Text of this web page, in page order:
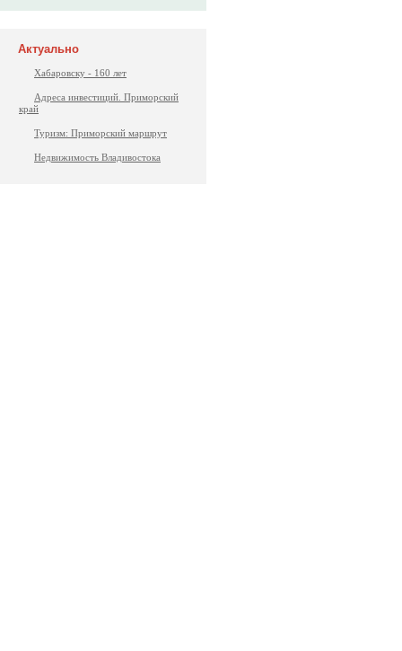
Актуально
Хабаровску - 160 лет
Адреса инвестиций. Приморский
край
Туризм: Приморский маршрут
Недвижимость Владивостока